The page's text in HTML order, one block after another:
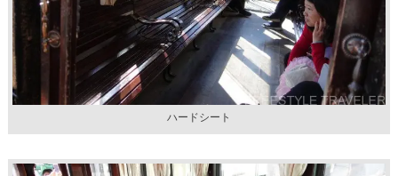
ハードシート